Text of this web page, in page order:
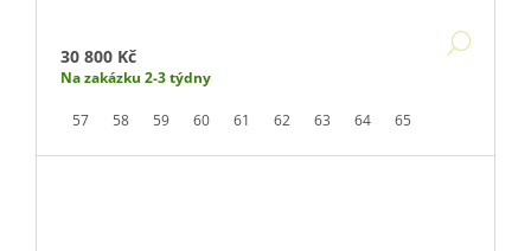
30 800 Kč
Na zakázku 2-3 týdny
57 58 59 60 61 62 63 64 65